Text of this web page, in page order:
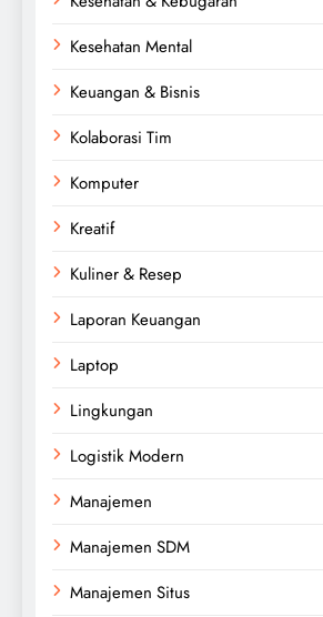
Kesehatan Mental
Keuangan & Bisnis
Kolaborasi Tim
Komputer
Kreatif
Kuliner & Resep
Laporan Keuangan
Laptop
Lingkungan
Logistik Modern
Manajemen
Manajemen SDM
Manajemen Situs